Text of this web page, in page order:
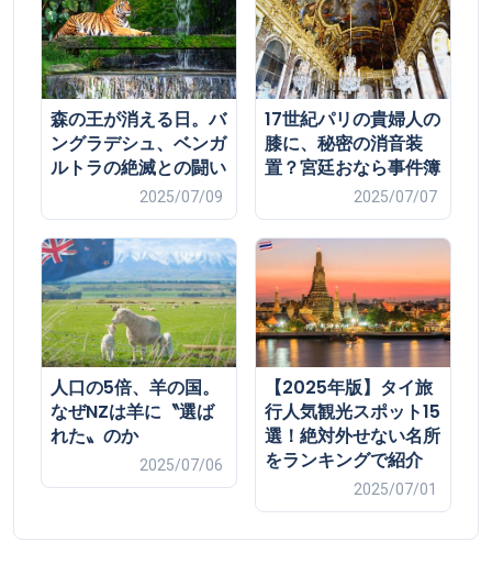
森の王が消える日。バ
ングラデシュ、ベンガ
ルトラの絶滅との闘い
2025/07/09
17世紀パリの貴婦人の
膝に、秘密の消音装
置？宮廷おなら事件簿
2025/07/07
人口の5倍、羊の国。
なぜNZは羊に〝選ば
れた〟のか
2025/07/06
【2025年版】タイ旅
行人気観光スポット15
選！絶対外せない名所
をランキングで紹介
2025/07/01